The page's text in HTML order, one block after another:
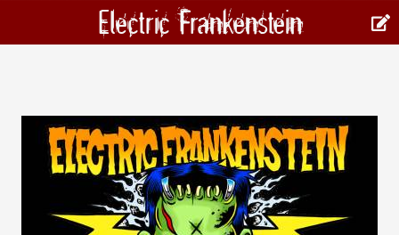
Electric Frankenstein